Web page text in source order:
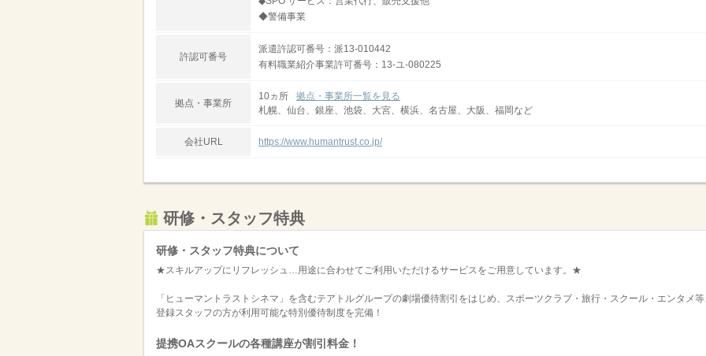
◆警備事業
許認可番号
派遣許認可番号：派13-010442
有料職業紹介事業許可番号：13-ユ-080225
拠点・事業所
10ヵ所
拠点・事業所一覧を見る
札幌、仙台、銀座、池袋、大宮、横浜、名古屋、大阪、福岡など
会社URL https://www.humantrust.co.jp/
研修・スタッフ特典
研修・スタッフ特典について
★スキルアップにリフレッシュ…用途に合わせてご利用いただけるサービスをご用意しています。★
「ヒューマントラストシネマ」を含むテアトルグループの劇場優待割引をはじめ、スポーツクラブ・旅行・スクール・エンタメ
登録スタッフの方が利用可能な特別優待制度を完備！
提携OAスクールの各種講座が割引料金！